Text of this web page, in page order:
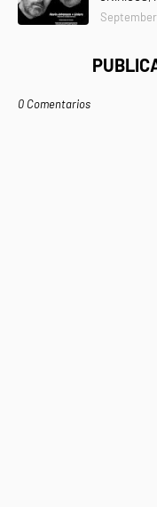
September
0 Comentarios